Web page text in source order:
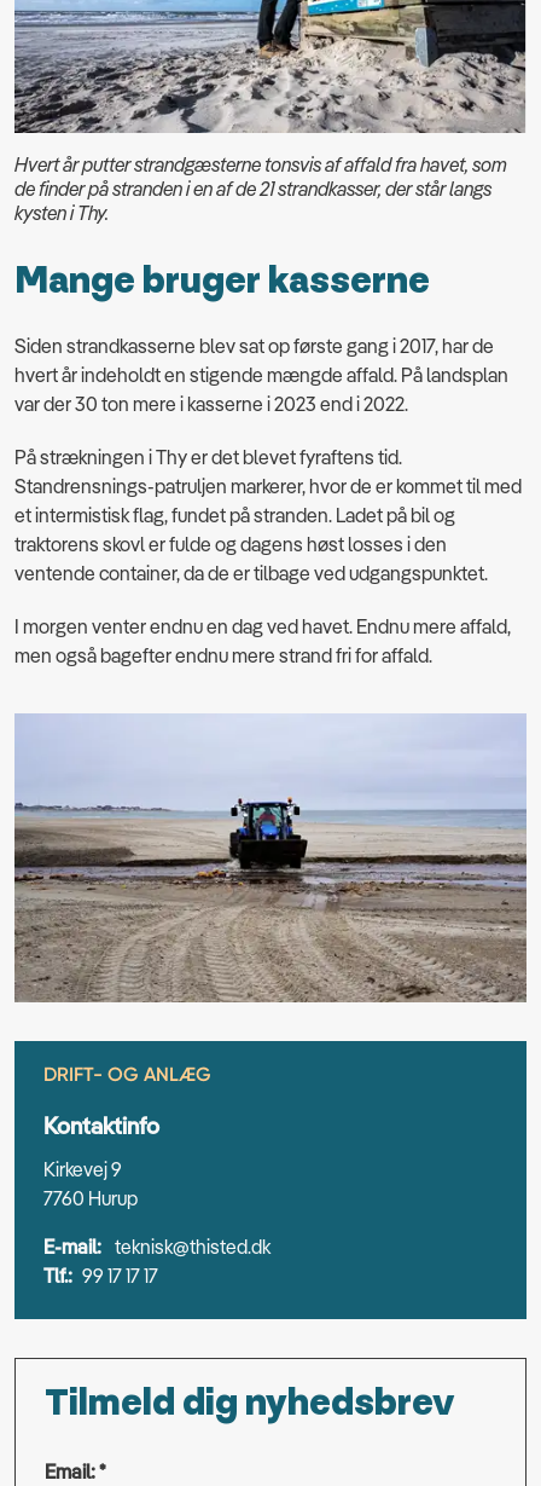
Hvert år putter strandgæsterne tonsvis af affald fra havet, som
de finder på stranden i en af de 21 strandkasser, der står langs
kysten i Thy.
Mange bruger kasserne
Siden strandkasserne blev sat op første gang i 2017, har de
hvert år indeholdt en stigende mængde affald. På landsplan
var der 30 ton mere i kasserne i 2023 end i 2022.
På strækningen i Thy er det blevet fyraftens tid.
Standrensnings-patruljen markerer, hvor de er kommet til med
et intermistisk flag, fundet på stranden. Ladet på bil og
traktorens skovl er fulde og dagens høst losses i den
ventende container, da de er tilbage ved udgangspunktet.
I morgen venter endnu en dag ved havet. Endnu mere affald,
men også bagefter endnu mere strand fri for affald.
DRIFT- OG ANLÆG
Kontaktinfo
Kirkevej 9
7760 Hurup
E-mail: teknisk@thisted.dk
Tlf.: 99 17 17 17
Tilmeld dig nyhedsbrev
Email: *